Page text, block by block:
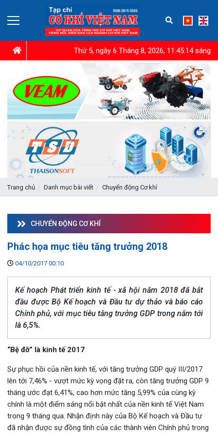
Thứ 5, ngày 6 Tháng 8, 2026, 11:45:15 sáng
Trang chủ Danh mục bài viết Chuyển động Cơ khí
CHUYỂN ĐỘNG CƠ KHÍ
Phác họa mục tiêu tăng trưởng 2018
04/10/2017 00:10
Kế hoạch Phát triển kinh tế - xã hội năm 2018 đã bắt
đầu được Bộ Kế hoạch và Đầu tư dự thảo và báo cáo
Chính phủ, với mục tiêu tăng trưởng GDP trong năm tới
là 6,5%.
“Bệ đỡ” là kinh tế 2017
Sự phục hồi của nền kinh tế, với tăng trưởng GDP quý III/2017
lên tới 7,46% - vượt mức kỳ vọng đặt ra, còn tăng trưởng GDP 9
tháng ước đạt 6,41%, cao hơn mức tăng 5,99% của cùng kỳ
chính là một điểm sáng nổi bật nhất của nền kinh tế Việt Nam
trong 9 tháng qua. Nhận định này của Bộ Kế hoạch và Đầu tư
đã nhận được sự đồng tình của các thành viên Chính phủ trong